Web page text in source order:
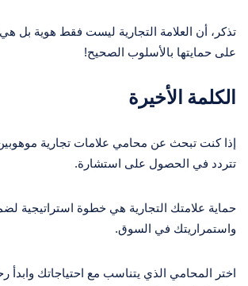
تذكر، أن العلامة التجارية ليست فقط هوية
على حمايتها بالأسلوب الصحيح!
الكلمة الأخيرة
إذا كنت تبحث عن محامي علامات تجارية
تتردد في الحصول على استشارة.
حماية علامتك التجارية هي خطوة استراتيجية
واستمراريتك في السوق.
اختر المحامي الذي يتناسب مع احتياجاتك وابدأ